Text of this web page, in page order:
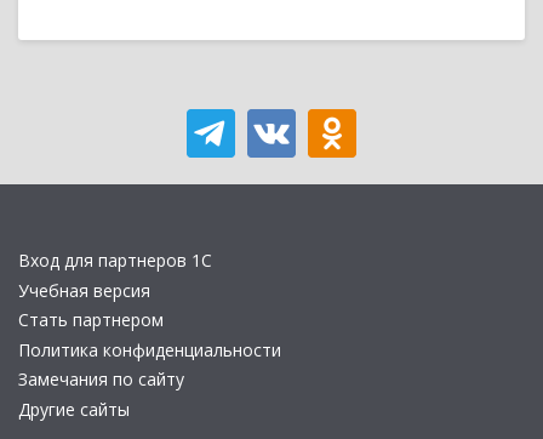
Вход для партнеров 1С
Учебная версия
Стать партнером
Политика конфиденциальности
Замечания по сайту
Другие сайты